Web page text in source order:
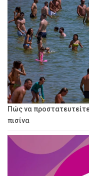
Πώς να
πισίνα